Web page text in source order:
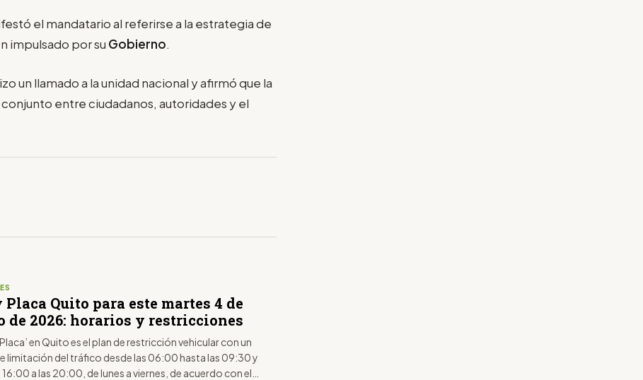
el mandatario al referirse a la estrategia de
impulsado por su Gobierno.
un llamado a la unidad nacional y afirmó que la
entre ciudadanos, autoridades y el
Placa Quito para este martes 4 de
de 2026: horarios y restricciones
Placa’ en Quito es el plan de restricción vehicular con un
limitación del tráfico desde las 06:00 hasta las 09:30 y
16:00 a las 20:00, de lunes a viernes, de acuerdo con el